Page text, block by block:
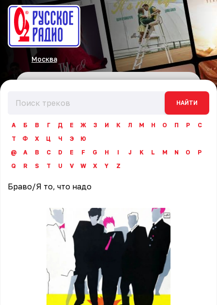
Москва
НАЙТИ
А Б В Г Д Е Ж З И К Л М Н О П Р
С
Т
Ф Х Ц Ч Э
Ю
@
A B C D E F G H I J K L M N O
P
Q
R S T U V W X Y Z
Браво/Я то, что надо